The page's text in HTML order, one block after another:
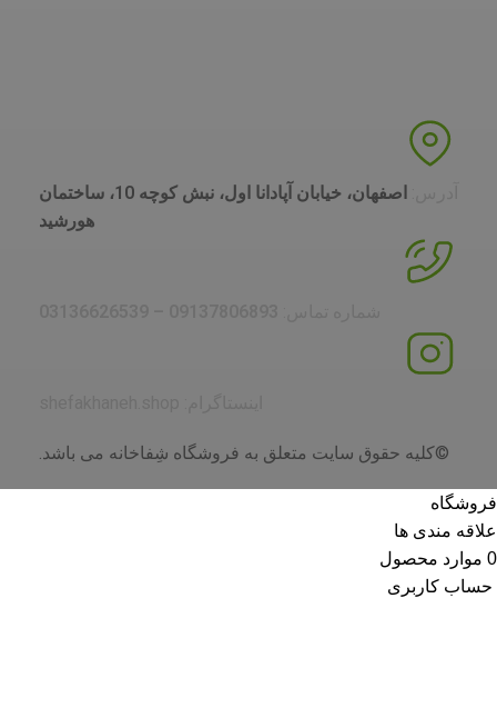
اصفهان، خیابان آپادانا اول، نبش کوچه 10، ساختمان
هورشید
©کلیه حقوق سایت متعلق به فروشگاه شِفاخانه می باشد.
فروشگاه
علاقه مندی ها
0 موارد محصول
حساب کاربری